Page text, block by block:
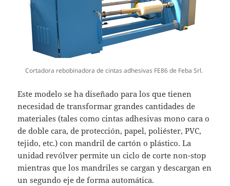
Cortadora rebobinadora de cintas adhesivas FE86 de Feba Srl.
Este modelo se ha diseñado para los que tienen
necesidad de transformar grandes cantidades de
materiales (tales como cintas adhesivas mono cara o
de doble cara, de protección, papel, poliéster, PVC,
tejido, etc.) con mandril de cartón o plástico. La
unidad revólver permite un ciclo de corte non-stop
mientras que los mandriles se cargan y descargan en
un segundo eje de forma automática.